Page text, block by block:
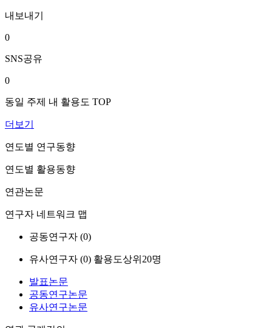
내보내기
0
SNS공유
0
동일 주제 내 활용도 TOP
더보기
연도별 연구동향
연도별 활용동향
연관논문
연구자 네트워크 맵
공동연구자 (0)
유사연구자 (0) 활용도상위20명
발표논문
공동연구논문
유사연구논문